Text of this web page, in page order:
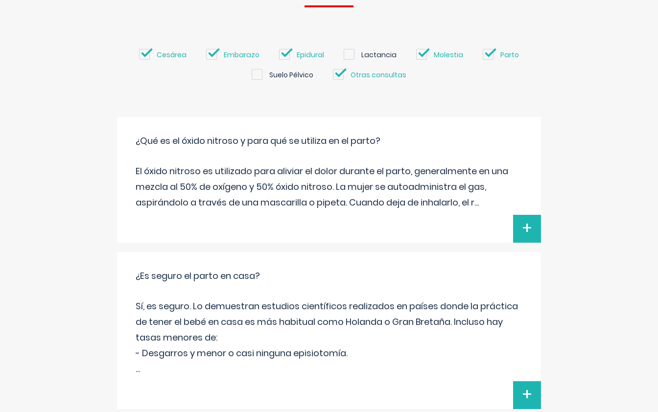
Cesárea Embarazo Epidural Lactancia Molestia Parto
Suelo Pélvico Otras consultas
¿Qué es el óxido nitroso y para qué se utiliza en el parto?
El óxido nitroso es utilizado para aliviar el dolor durante el parto, generalmente en una
mezcla al 50% de oxígeno y 50% óxido nitroso. La mujer se autoadministra el gas,
aspirándolo a través de una mascarilla o pipeta. Cuando deja de inhalarlo, el r...
+
¿Es seguro el parto en casa?
Sí, es seguro. Lo demuestran estudios científicos realizados en países donde la práctica
de tener el bebé en casa es más habitual como Holanda o Gran Bretaña. Incluso hay
tasas menores de:
- Desgarros y menor o casi ninguna episiotomía.
...
+